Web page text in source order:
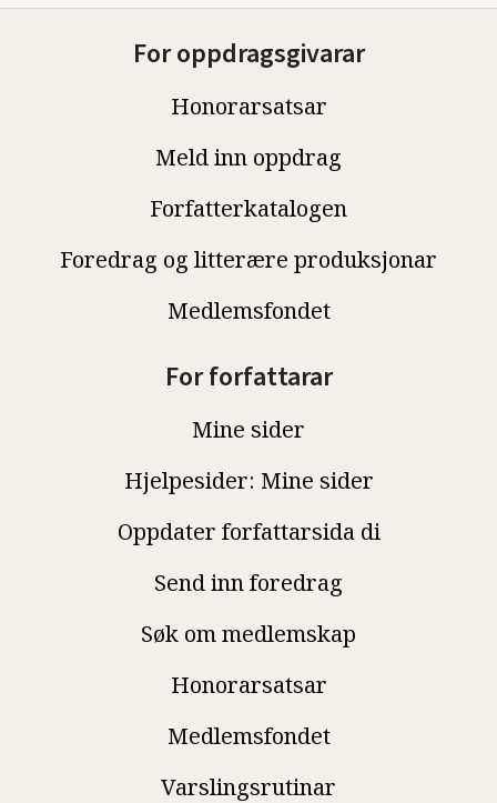
For oppdragsgivarar
Honorarsatsar
Meld inn oppdrag
Forfatterkatalogen
Foredrag og litterære produksjonar
Medlemsfondet
For forfattarar
Mine sider
Hjelpesider: Mine sider
Oppdater forfattarsida di
Send inn foredrag
Søk om medlemskap
Honorarsatsar
Medlemsfondet
Varslingsrutinar